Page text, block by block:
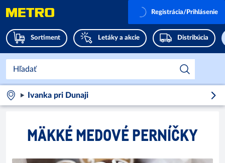
Sortiment Letáky a akcie Distribúcia
Registrácia/Prihlásenie
Ivanka pri Dunaji
MÄKKÉ MEDOVÉ PERNÍČKY